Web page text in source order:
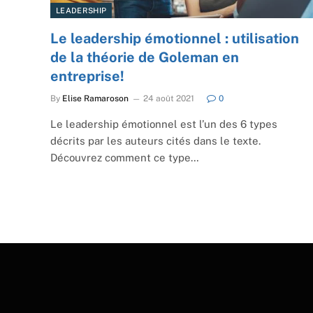
LEADERSHIP
Le leadership émotionnel : utilisation
de la théorie de Goleman en
entreprise!
By Elise Ramaroson 24 août 2021 0
Le leadership émotionnel est l’un des 6 types
décrits par les auteurs cités dans le texte.
Découvrez comment ce type…